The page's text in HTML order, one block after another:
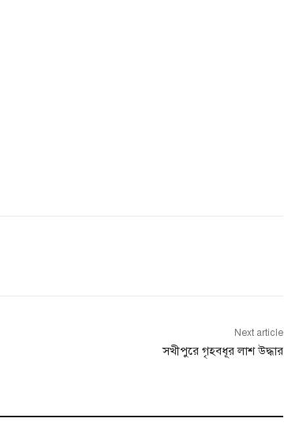
Next article
সখীপুরে গৃহবধূর লাশ উদ্ধার